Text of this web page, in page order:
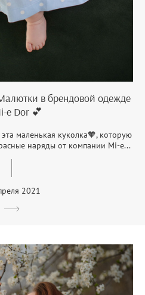
в брендовой одежде
e Dor 💕
маленькая куколка🧡, которую
наряды от компании Mi-e...
2021